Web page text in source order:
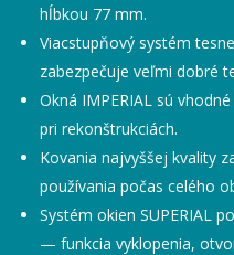
hĺbkou 77 mm.
Viacstupňový systém
zabezpečuje veľmi dobré
Okná IMPERIAL sú
pri rekonštrukciách.
Kovania najvyššej kvality
používania počas celého
Systém okien SUPERIAL
— funkcia vyklopenia,